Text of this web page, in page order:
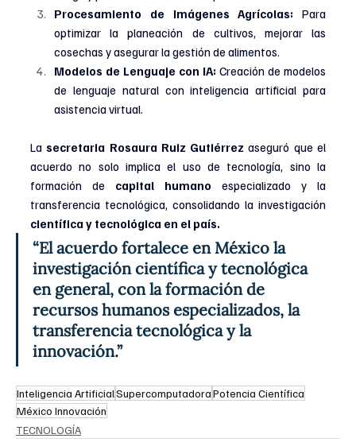
Procesamiento de Imágenes Agrícolas: Para
optimizar la planeación de cultivos, mejorar las
cosechas y asegurar la gestión de alimentos.
Modelos de Lenguaje con IA: Creación de modelos
de lenguaje natural con inteligencia artificial para
asistencia virtual.
La secretaria Rosaura Ruiz Gutiérrez aseguró que el
acuerdo no solo implica el uso de tecnología, sino la
formación de capital humano especializado y la
científica y tecnológica en el país.
“El acuerdo fortalece en México la
investigación científica y tecnológica
en general, con la formación de
recursos humanos especializados, la
transferencia tecnológica y la
innovación.”
Inteligencia ArtificialSupercomputadoraPotencia Científica
México Innovación
TECNOLOGÍA